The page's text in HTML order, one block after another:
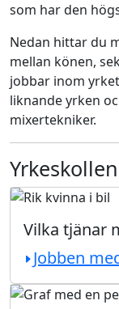
som har den
Nedan hittar du
mellan könen,
jobbar inom
liknande yrken
mixertekniker.
Vilka tjänar
Jobben